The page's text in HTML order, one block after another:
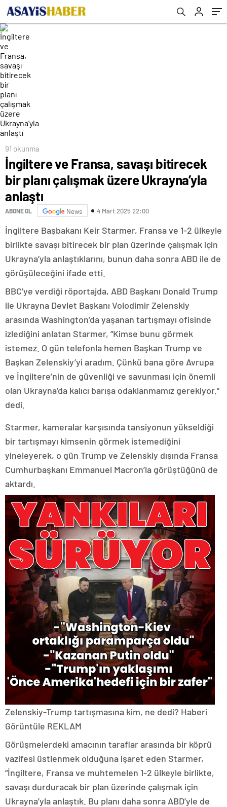
91 okunma
İngiltere ve Fransa, savaşı bitirecek
bir planı çalışmak üzere Ukrayna’yla
anlaştı
ABONE OL News 4 Mart 2025 22:00
İngiltere Başbakanı Keir Starmer, Fransa ve 1-2 ülkeyle
birlikte savaşı bitirecek bir plan üzerinde çalışmak için
Ukrayna’yla anlaştıklarını, bunun daha sonra ABD ile de
görüşüleceğini ifade etti.
BBC’ye verdiği röportajda, ABD Başkanı Donald Trump
ile Ukrayna Devlet Başkanı Volodimir Zelenskiy
arasında Washington’da yaşanan tartışmayı ofisinde
izlediğini anlatan Starmer, “Kimse bunu görmek
istemez. O gün telefonla hemen Başkan Trump ve
Başkan Zelenskiy’yi aradım. Çünkü bana göre Avrupa
ve İngiltere’nin de güvenliği ve savunması için önemli
olan Ukrayna’da kalıcı barışa odaklanmamız gerekiyor.”
dedi.
Starmer, kameralar karşısında tansiyonun yükseldiği
bir tartışmayı kimsenin görmek istemediğini
yineleyerek, o gün Trump ve Zelenskiy dışında Fransa
Cumhurbaşkanı Emmanuel Macron’la görüştüğünü de
aktardı.
Zelenskiy-Trump tartışmasına kim, ne dedi? Haberi
Görüntüle REKLAM
Görüşmelerdeki amacının taraflar arasında bir köprü
vazifesi üstlenmek olduğuna işaret eden Starmer,
“İngiltere, Fransa ve muhtemelen 1-2 ülkeyle birlikte,
savaşı durduracak bir plan üzerinde çalışmak için
Ukrayna’yla anlaştık. Bu planı daha sonra ABD’yle de